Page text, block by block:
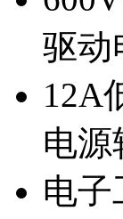
驱动
12A
电源
电子